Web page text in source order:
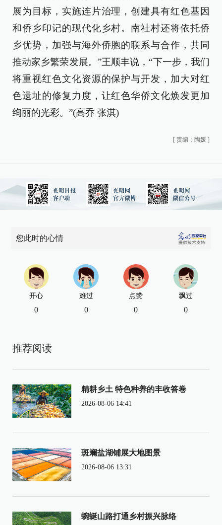
展为目标，实施连片治理，创建具有红色基因
和侨乡印记的现代化乡村。南社村还将依托侨
乡优势，加强与海外侨胞的联系与合作，共同
推动家乡繁荣发展。”王顺丰说，“下一步，我们
将重视红色文化资源的保护与开发，加大对红
色遗址的修复力度，让红色华侨文化焕发更加
绚丽的光彩。”(高乔 张淇)
[ 责编：陶媛 ]
您此时的心情
开心
0
难过
0
点赞
0
飘过
0
推荐阅读
精耕乡土 特色种养的丰收答卷
2026-08-06 14:41
斑斓盐湖铺展大地图景
2026-08-06 13:31
蜿蜒山路打通乡村振兴脉络